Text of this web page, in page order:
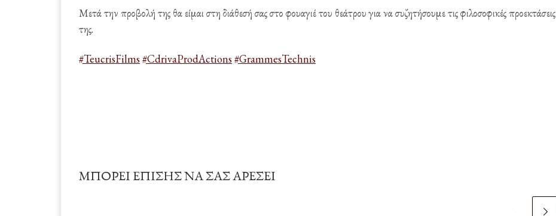
Μετά την προβολή της θα είμαι στη διάθεσή σας στο φουαγιέ του θεάτρου για να συζητήσουμε τις φιλοσοφικές προεκτάσεις
της.
#TeucrisFilms #CdrivaProdActions #GrammesTechnis
ΜΠΟΡΕΊ ΕΠΊΣΗΣ ΝΑ ΣΑΣ ΑΡΈΣΕΙ